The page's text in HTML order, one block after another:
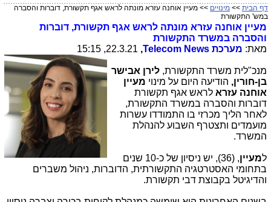
דף הבית >> מינויים >> מעיין אוחנה עזרא מונתה לראש אגף תקשורת, דוברות והסברה
במש' התקשורת
מעיין אוחנה עזרא מונתה לראש אגף תקשורת, דוברות
והסברה במשרד התקשורת
מאת: מערכת Telecom News
,
מנכ"לית משרד התקשורת, לירן אבישר
בן-חורין, הודיעה היום על מינוי מעיין
אוחנה עזרא לראש אגף תקשורת
דוברות והסברה במשרד התקשורת,
לאחר הליך מכרזי בו התמודדו עשרות
מועמדים ותצטרף השבוע להנהלת
המשרד.
למעיין
, (36), יש ניסיון של כ-10 שנים
בתחומי האסטרטגיה התקשורתית, הדוברות, ניהול משברים
והדיגיטל בקבוצת דבי תקשורת.